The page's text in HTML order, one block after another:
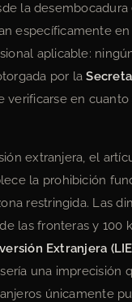
la
específicamente
aplicable:
por la
verificarse en
extranjera, el
la prohibición
restringida. Las
las fronteras y 100
Extranjera
una imprecisión
únicamente